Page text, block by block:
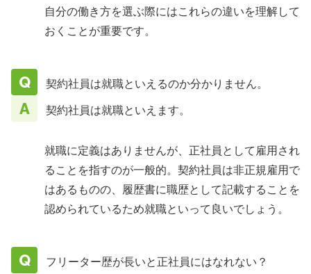
自分の働き方を選ぶ際にはこれらの違いを理解して
おくことが重要です。
契約社員は就職といえるのか分かりません。
契約社員は就職といえます。
就職に定義はありませんが、正社員として雇用され
ることを指すのが一般的。契約社員は非正規雇用で
はあるものの、履歴書に職歴として記載することを
認められているため就職といって良いでしょう。
フリーター歴が長いと正社員にはなれない？